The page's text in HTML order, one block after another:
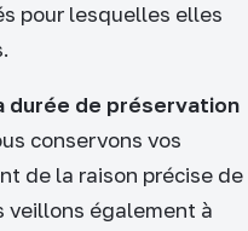
pour lesquelles elles
durée de préservation
conservons vos
de la raison précise de
veillons également à